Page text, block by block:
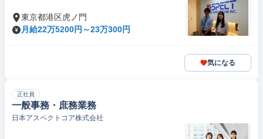
東京都港区虎ノ門
月給22万5200円～23万300円
気になる
正社員
一般事務・庶務業務
日本アスペクトコア株式会社